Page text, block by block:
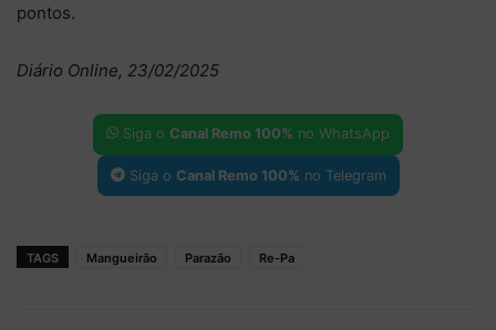
pontos.
Diário Online, 23/02/2025
Siga o Canal Remo 100% no WhatsApp
Siga o Canal Remo 100% no Telegram
TAGS Mangueirão Parazão Re-Pa